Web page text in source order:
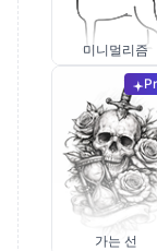
미니멀리즘
가는 선